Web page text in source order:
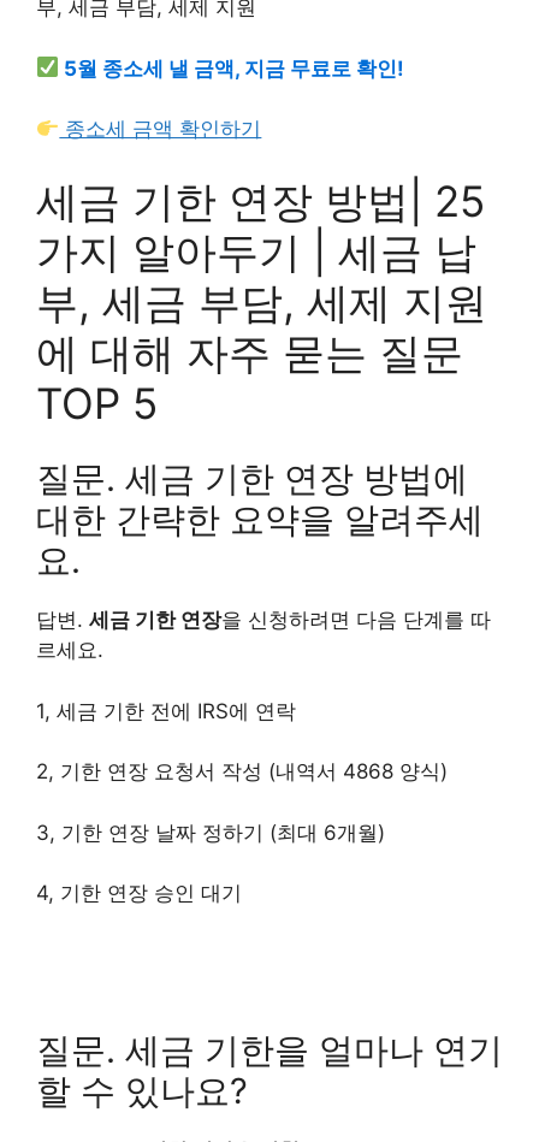
5월 종소세 낼 금액, 지금 무료로 확인!
종소세 금액 확인하기
세금 기한 연장 방법| 25
가지 알아두기 | 세금 납
부, 세금 부담, 세제 지원
에 대해 자주 묻는 질문
TOP 5
질문. 세금 기한 연장 방법에
대한 간략한 요약을 알려주세
요.
답변. 세금 기한 연장을 신청하려면 다음 단계를 따
르세요.
1, 세금 기한 전에 IRS에 연락
2, 기한 연장 요청서 작성 (내역서 4868 양식)
3, 기한 연장 날짜 정하기 (최대 6개월)
4, 기한 연장 승인 대기
질문. 세금 기한을 얼마나 연기
할 수 있나요?